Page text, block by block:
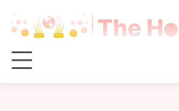
content